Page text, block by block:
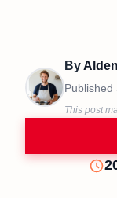
By
Published
This post